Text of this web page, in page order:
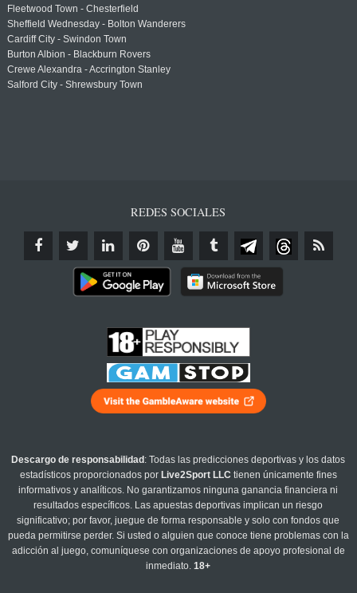
Fleetwood Town - Chesterfield
Sheffield Wednesday - Bolton Wanderers
Cardiff City - Swindon Town
Burton Albion - Blackburn Rovers
Crewe Alexandra - Accrington Stanley
Salford City - Shrewsbury Town
REDES SOCIALES
Descargo de responsabilidad : Todas las predicciones deportivas y los datos
estadísticos proporcionados por Live2Sport LLC tienen únicamente fines
informativos y analíticos. No garantizamos ninguna ganancia financiera ni
resultados específicos. Las apuestas deportivas implican un riesgo
significativo; por favor, juegue de forma responsable y solo con fondos que
pueda permitirse perder. Si usted o alguien que conoce tiene problemas con la
adicción al juego, comuníquese con organizaciones de apoyo profesional de
inmediato.18+